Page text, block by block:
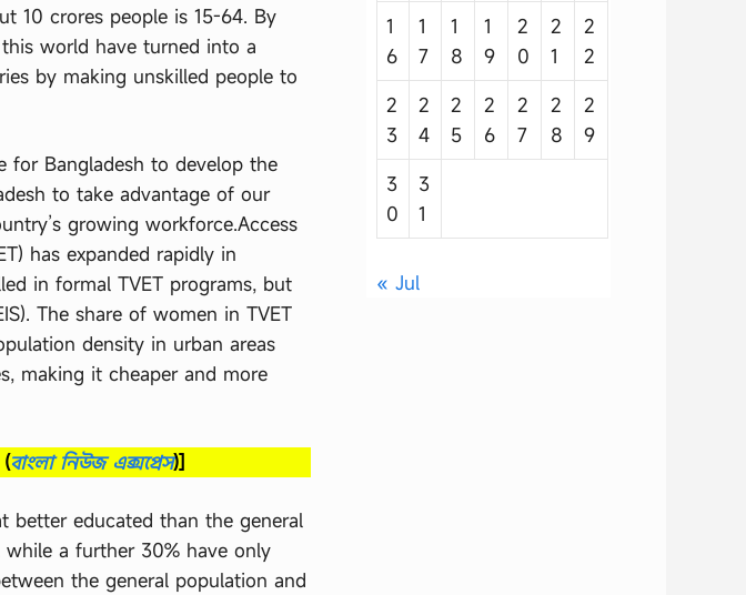
10 crores people is 15-64. By
world have turned into a
by making unskilled people to
for Bangladesh to develop the
to take advantage of our
growing workforce.Access
has expanded rapidly in
in formal TVET programs, but
The share of women in TVET
density in urban areas
making it cheaper and more
(বাংলা নিউজ এক্সপ্রেস)]
better educated than the general
a further 30% have only
the general population and
1
6
1
7
1
8
1
9
2
0
2
1
2
2
2
3
2
4
2
5
2
6
2
7
2
8
2
9
3
0
3
1
« Jul